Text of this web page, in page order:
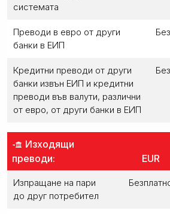
системата
Преводи в евро от други
банки в ЕИП
Кредитни преводи от други
банки извън ЕИП и кредитни
преводи във валути, различни
от евро, от други банки в ЕИП
Изходящи
преводи:
EUR
Изпращане на пари
до друг потребител